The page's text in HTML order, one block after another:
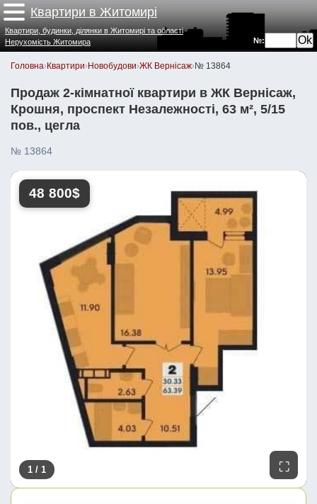
Квартири в Житомирі
№:
Квартири, будинки, ділянки в Житомирі та області
Нерухомість Житомира
Головна›Квартири›Новобудови›ЖК Вернісаж›№ 13864
Продаж 2-кімнатної квартири в ЖК Вернісаж,
Крошня, проспект Незалежності, 63 м², 5/15
пов., цегла
№ 13864
48 800$
1 / 1 ⛶